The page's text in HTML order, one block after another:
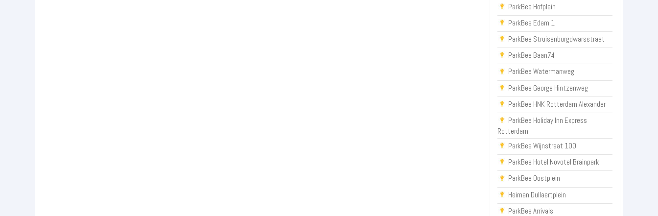
ParkBee Hofplein
ParkBee Edam 1
ParkBee Struisenburgdwarsstraat
ParkBee Baan74
ParkBee Watermanweg
ParkBee George Hintzenweg
ParkBee HNK Rotterdam Alexander
ParkBee Holiday Inn Express
Rotterdam
ParkBee Wijnstraat 100
ParkBee Hotel Novotel Brainpark
ParkBee Oostplein
Heiman Dullaertplein
ParkBee Arrivals